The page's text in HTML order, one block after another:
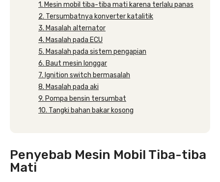
1. Mesin mobil tiba-tiba mati karena terlalu panas
2. Tersumbatnya konverter katalitik
3. Masalah alternator
4. Masalah pada ECU
5. Masalah pada sistem pengapian
6. Baut mesin longgar
7. Ignition switch bermasalah
8. Masalah pada aki
9. Pompa bensin tersumbat
10. Tangki bahan bakar kosong
Penyebab Mesin Mobil Tiba-tiba
Mati